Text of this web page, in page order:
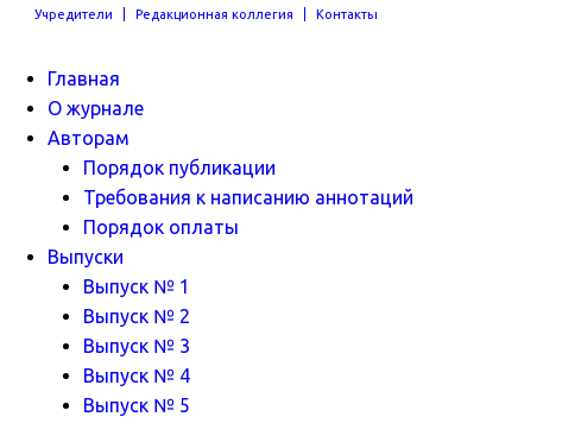
Учредители Редакционная коллегия Контакты
Главная
О журнале
Авторам
Порядок публикации
Требования к написанию аннотаций
Порядок оплаты
Выпуски
Выпуск № 1
Выпуск № 2
Выпуск № 3
Выпуск № 4
Выпуск № 5